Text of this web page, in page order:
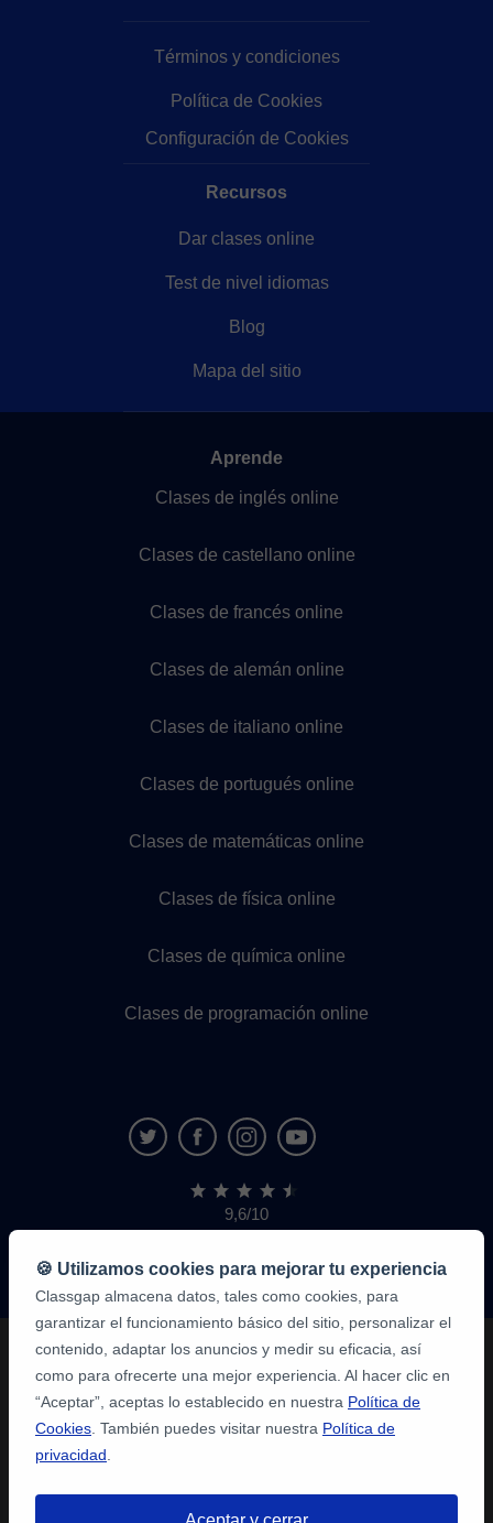
Términos y condiciones
Política de Cookies
Configuración de Cookies
Recursos
Dar clases online
Test de nivel idiomas
Blog
Mapa del sitio
Aprende
Clases de inglés online
Clases de castellano online
Clases de francés online
Clases de alemán online
Clases de italiano online
Clases de portugués online
Clases de matemáticas online
Clases de física online
Clases de química online
Clases de programación online
9,6/10
1.339.284
de
alumnos
🍪 Utilizamos cookies para mejorar tu experiencia
Classgap almacena datos, tales como cookies, para
garantizar el funcionamiento básico del sitio, personalizar el
contenido, adaptar los anuncios y medir su eficacia, así
como para ofrecerte una mejor experiencia. Al hacer clic en
“Aceptar”, aceptas lo establecido en nuestra Política de
Cookies . También puedes visitar nuestra Política de
privacidad